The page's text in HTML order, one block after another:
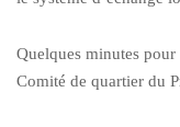
Quelques minutes pour
Comité de quartier du